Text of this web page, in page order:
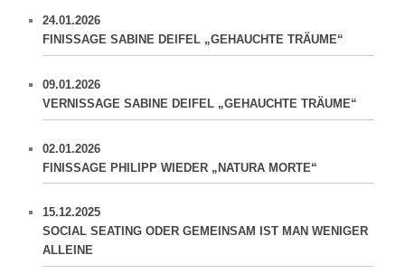
24.01.2026
FINISSAGE SABINE DEIFEL „GEHAUCHTE TRÄUME“
09.01.2026
VERNISSAGE SABINE DEIFEL „GEHAUCHTE TRÄUME“
02.01.2026
FINISSAGE PHILIPP WIEDER „NATURA MORTE“
15.12.2025
SOCIAL SEATING ODER GEMEINSAM IST MAN WENIGER
ALLEINE